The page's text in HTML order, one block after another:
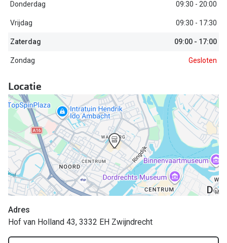
Merken
Ray-Ban
DbyD
Michael Kors
Emporio Armani
Unofficial
Oakley
Ralph Lauren
Alle brillen merken
Biofinity
Dailies
Alle
Doe de
Lenzen
Alles
Donderdag 09:30 - 20:00
Vrijdag 09:30 - 17:30
Zaterdag 09:00 - 17:00
Zondag Gesloten
Locatie
Adres
Hof van Holland 43, 3332 EH Zwijndrecht